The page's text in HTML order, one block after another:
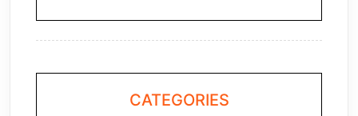
CATEGORIES